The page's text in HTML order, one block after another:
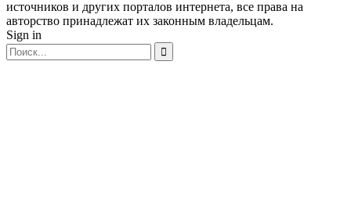
источников и других порталов интернета, все права на
авторство принадлежат их законным владельцам.
Sign in